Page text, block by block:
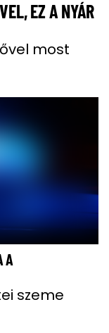
EZ A NYÁR
most
A
szeme